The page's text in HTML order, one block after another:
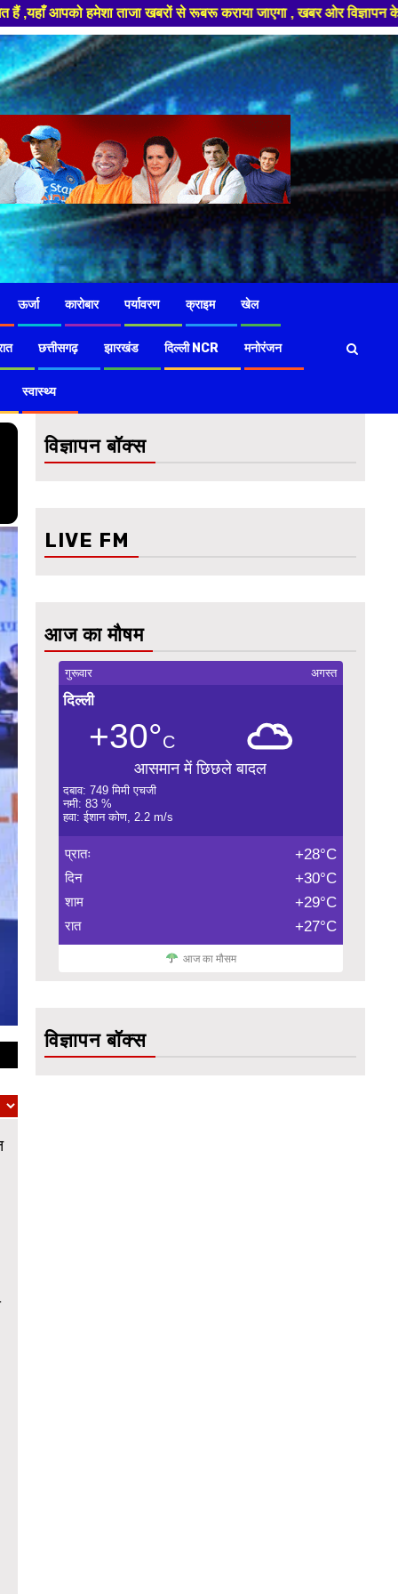
से रूबरू कराया जाएगा , खबर ओर विज्ञापन के लिए संपर्क करे +91
ऊर्जा कारोबार पर्यावरण क्राइम खेल
छत्तीसगढ़ झारखंड दिल्ली NCR मनोरंजन
स्वास्थ्य
विज्ञापन बॉक्स
LIVE FM
आज का मौषम
गुरूवार अगस्त
दिल्ली
+30°C
आसमान में छिछले बादल
दबाव: 749 मिमी एचजी
नमी: 83 %
हवा: ईशान कोण, 2.2 m/s
प्रातः +28°C
दिन +30°C
शाम +29°C
रात +27°C
आज का मौसम
विज्ञापन बॉक्स